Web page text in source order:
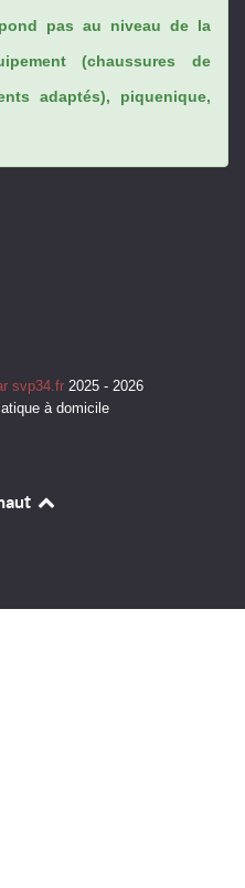
pas au niveau de la
(chaussures de
adaptés), piquenique,
svp34.fr 2025 - 2026
à domicile